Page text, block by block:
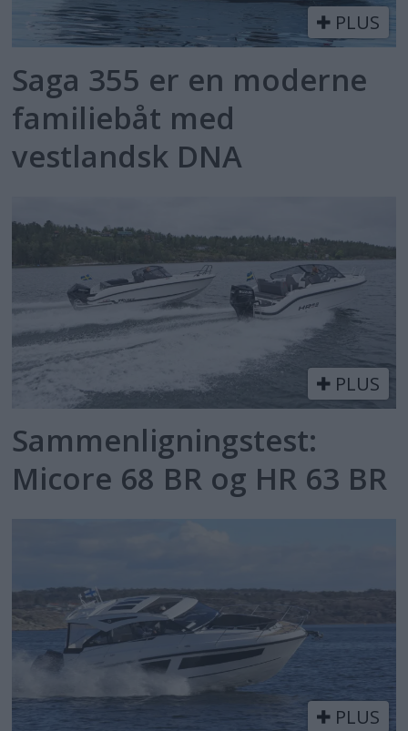
PLUS
Saga 355 er en moderne
familiebåt med
vestlandsk DNA
PLUS
Sammenligningstest:
Micore 68 BR og HR 63 BR
PLUS